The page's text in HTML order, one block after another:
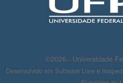
©2026 - Universidade
Desenvolvido em Software Livre e